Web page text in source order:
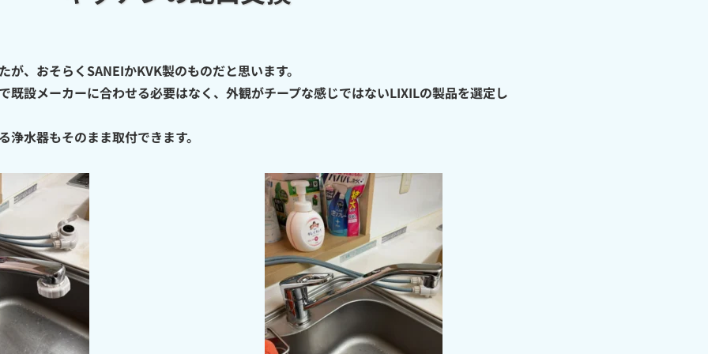
、おそらくSANEIかKVK製のものだと思います。
既設メーカーに合わせる必要はなく、外観がチープな感じではないLIXILの製品を選定し
水器もそのまま取付できます。